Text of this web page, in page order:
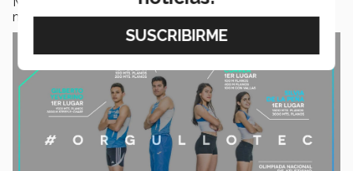
metros planos así como en 200 metros planos.